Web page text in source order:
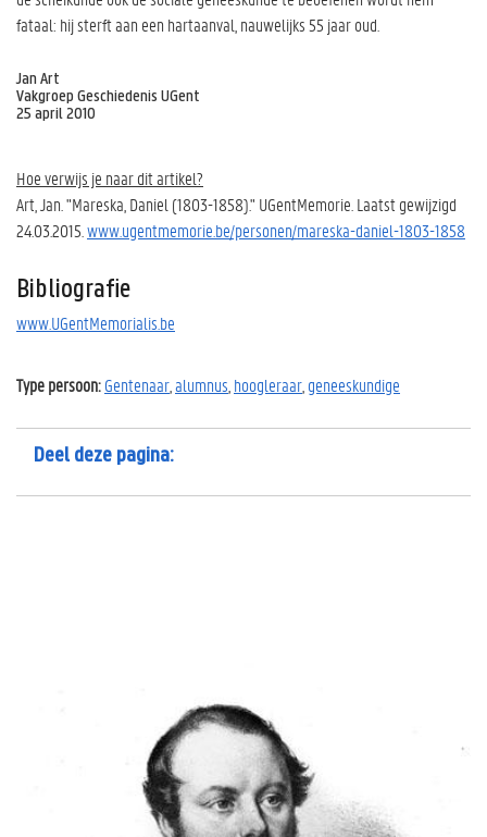
fataal: hij sterft aan een hartaanval, nauwelijks 55 jaar oud.
Jan Art
Vakgroep Geschiedenis UGent
25 april 2010
Hoe verwijs je naar dit artikel?
Art, Jan. "Mareska, Daniel (1803-1858)." UGentMemorie. Laatst gewijzigd
24.03.2015. www.ugentmemorie.be/personen/mareska-daniel-1803-1858
Bibliografie
www.UGentMemorialis.be
Type persoon:Gentenaar alumnus hoogleraar geneeskundige
Deel deze pagina: